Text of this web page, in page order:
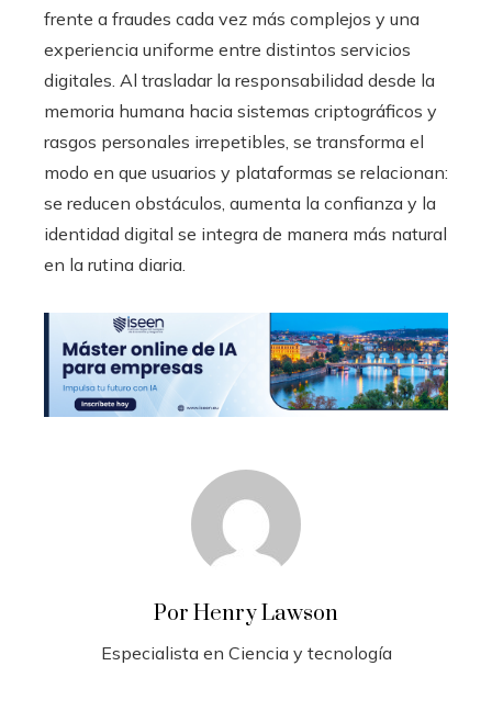
frente a fraudes cada vez más complejos y una
experiencia uniforme entre distintos servicios
digitales. Al trasladar la responsabilidad desde la
memoria humana hacia sistemas criptográficos y
rasgos personales irrepetibles, se transforma el
modo en que usuarios y plataformas se relacionan:
se reducen obstáculos, aumenta la confianza y la
identidad digital se integra de manera más natural
en la rutina diaria.
Por Henry Lawson
Especialista en Ciencia y tecnología